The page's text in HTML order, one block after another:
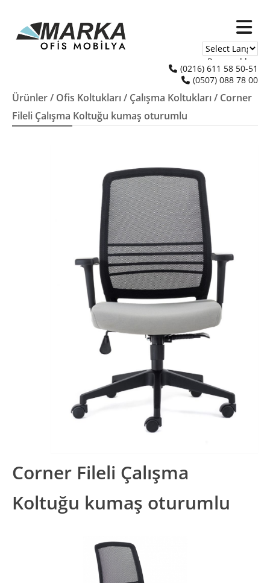
Powered by
Translate
(0216) 611 58 50-51
(0507) 088 78 00
Ürünler/ Ofis Koltukları/ Çalışma Koltukları/ Corner
Fileli Çalışma Koltuğu kumaş oturumlu
Corner Fileli Çalışma
Koltuğu kumaş oturumlu